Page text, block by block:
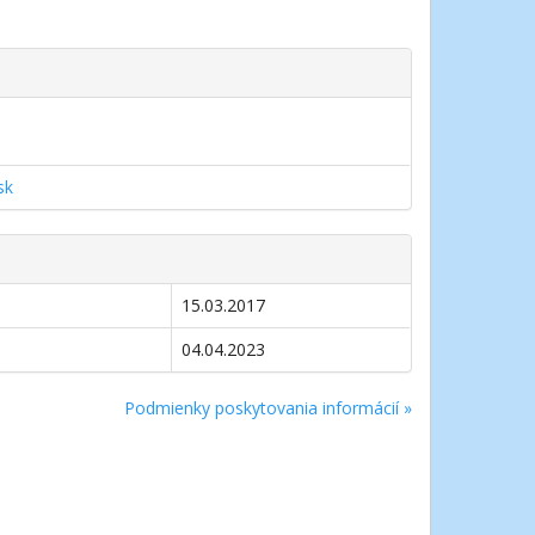
15.03.2017
04.04.2023
Podmienky poskytovania informácií »